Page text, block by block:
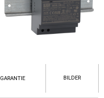
GARANTIE BILDER